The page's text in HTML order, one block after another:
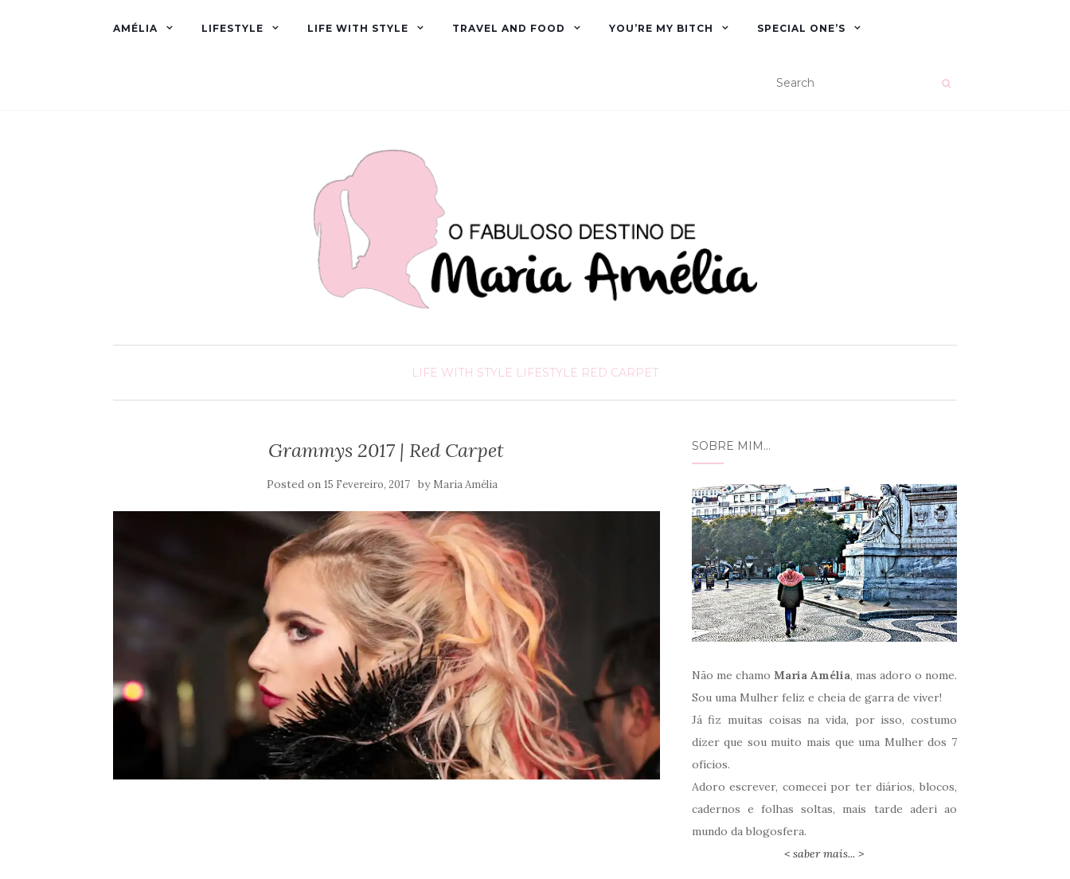
AMÉLIA LIFESTYLE LIFE WITH STYLE TRAVEL AND FOOD YOU’RE MY BITCH SPECIAL ONE’S
LIFE WITH STYLE LIFESTYLE RED CARPET
Grammys 2017 | Red Carpet
Posted on15 Fevereiro, 2017 by Maria Amélia
SOBRE MIM…
Não me chamo Maria Amélia, mas adoro o nome.
Sou uma Mulher feliz e cheia de garra de viver!
Já fiz muitas coisas na vida, por isso, costumo
dizer que sou muito mais que uma Mulher dos 7
ofícios.
Adoro escrever, comecei por ter diários, blocos,
cadernos e folhas soltas, mais tarde aderi ao
mundo da blogosfera.
< saber mais... >